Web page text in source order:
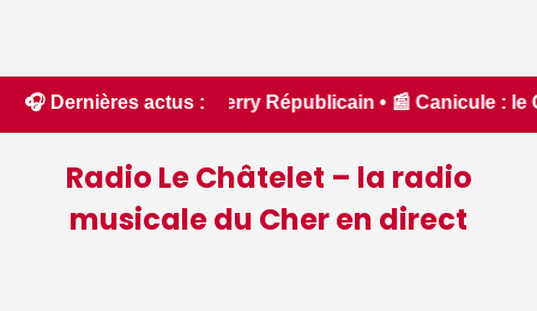
🎧 Dernières actus :
Républicain • 📰 Canicule : le Cher placé
Radio Le Châtelet – la radio
musicale du Cher en direct